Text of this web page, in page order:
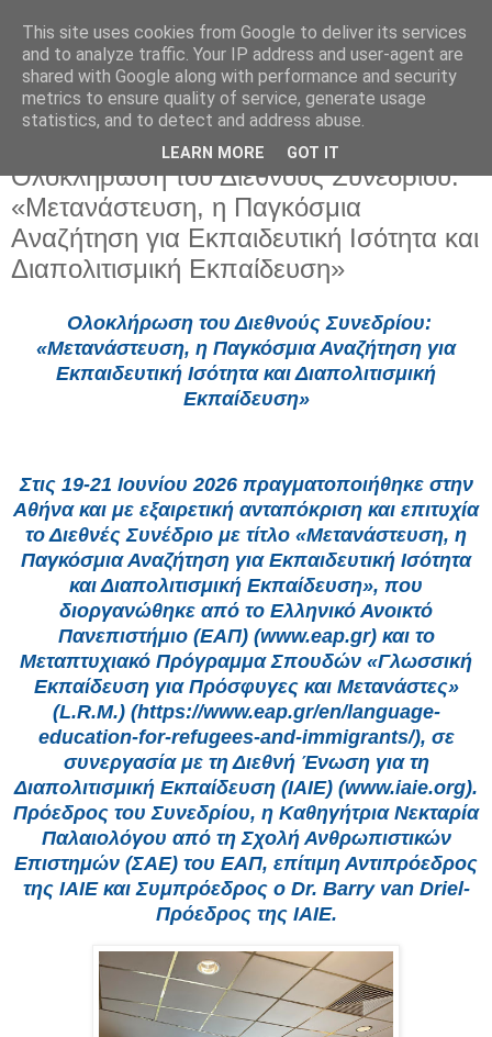
Πέμπτη 25 Ιουνίου 2026
Ολοκλήρωση του Διεθνούς Συνεδρίου:
«Μετανάστευση, η Παγκόσμια
Αναζήτηση για Εκπαιδευτική Ισότητα και
Διαπολιτισμική Εκπαίδευση»
Ολοκλήρωση του Διεθνούς Συνεδρίου:
«Μετανάστευση, η Παγκόσμια Αναζήτηση για
Εκπαιδευτική Ισότητα και Διαπολιτισμική
Εκπαίδευση»
Στις 19-21 Ιουνίου 2026 πραγματοποιήθηκε στην
Αθήνα και με εξαιρετική ανταπόκριση και επιτυχία
το Διεθνές Συνέδριο με τίτλο «Μετανάστευση, η
Παγκόσμια Αναζήτηση για Εκπαιδευτική Ισότητα
και Διαπολιτισμική Εκπαίδευση», που
διοργανώθηκε από το Ελληνικό Ανοικτό
Πανεπιστήμιο (ΕΑΠ) (www.eap.gr) και το
Μεταπτυχιακό Πρόγραμμα Σπουδών «Γλωσσική
Εκπαίδευση για Πρόσφυγες και Μετανάστες»
(L.R.M.) (https://www.eap.gr/en/language-
education-for-refugees-and-immigrants/), σε
συνεργασία με τη Διεθνή Ένωση για τη
Διαπολιτισμική Εκπαίδευση (IAIE) (www.iaie.org).
Πρόεδρος του Συνεδρίου, η Καθηγήτρια Νεκταρία
Παλαιολόγου από τη Σχολή Ανθρωπιστικών
Επιστημών (ΣΑΕ) του ΕΑΠ, επίτιμη Αντιπρόεδρος
της ΙΑΙΕ και Συμπρόεδρος ο Dr. Barry van Driel-
Πρόεδρος της ΙΑΙΕ.
This site uses cookies from Google to deliver its services
and to analyze traffic. Your IP address and user-agent are
shared with Google along with performance and security
metrics to ensure quality of service, generate usage
statistics, and to detect and address abuse.
LEARN MORE GOT IT